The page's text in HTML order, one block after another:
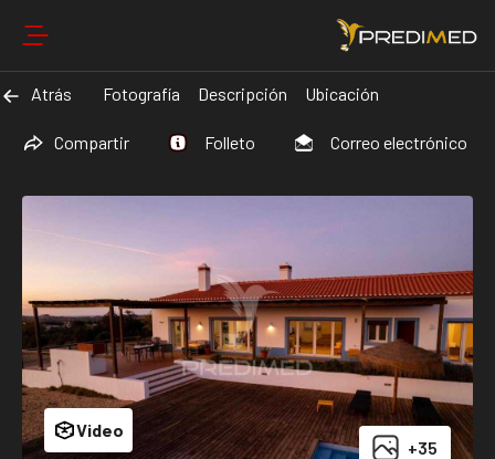
Atrás Fotografía Descripción Ubicación
Compartir Folleto Correo electrónico
+35
Video